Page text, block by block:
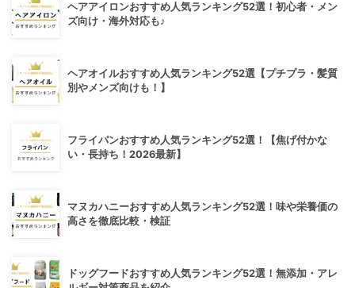
ヘアアイロンおすすめ人気ランキング52選！初心者・メン
ズ向け・海外対応も♪
ヘアオイルおすすめ人気ランキング52選【プチプラ・髪質
別やメンズ向けも！】
フライパンおすすめ人気ランキング52選！【焦げ付かな
い・長持ち！2026最新】
マヌカハニーおすすめ人気ランキング52選！味や栄養価の
高さを徹底比較・検証
ドッグフードおすすめ人気ランキング52選！無添加・アレ